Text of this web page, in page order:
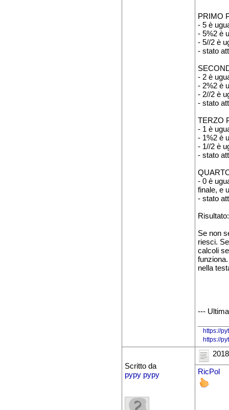
PRIMO
- 5 è
- 5%2 è
- 5//2 è
- stato
- 2 è
- 2%2 è
- 2//2 è
- stato
TERZO
- 1 è
- 1%2 è
- 1//2 è
- stato
- 0 è
finale, e
- stato
Se non
riesci.
calcoli
nella
---
https://
https://
Scritto da
pypy pypy
RicPol